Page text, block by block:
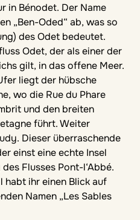
in Bénodet. Der Name
„Ben-Oded“ ab, was so
des Odet bedeutet.
Odet, der als einer der
gilt, in das offene Meer.
liegt der hübsche
wo die Rue du Phare
und den breiten
führt. Weiter
Dieser überraschende
einst eine echte Insel
Flusses Pont-l‘Abbé.
habt ihr einen Blick auf
Namen „Les Sables